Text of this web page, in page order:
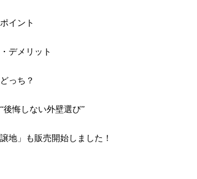
イント
デメリット
っち？
“後悔しない外壁選び”
地」も販売開始しました！